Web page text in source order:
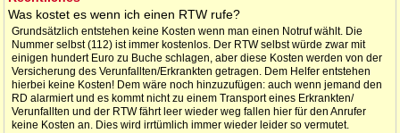
Was kostet es wenn ich einen RTW rufe?
Grundsätzlich entstehen keine Kosten wenn man einen Notruf wählt. Die
Nummer selbst (112) ist immer kostenlos. Der RTW selbst würde zwar mit
einigen hundert Euro zu Buche schlagen, aber diese Kosten werden von der
Versicherung des Verunfallten/Erkrankten getragen. Dem Helfer entstehen
hierbei keine Kosten! Dem wäre noch hinzuzufügen: auch wenn jemand den
RD alarmiert und es kommt nicht zu einem Transport eines Erkrankten/
Verunfallten und der RTW fährt leer wieder weg fallen hier für den Anrufer
keine Kosten an. Dies wird irrtümlich immer wieder leider so vermutet.